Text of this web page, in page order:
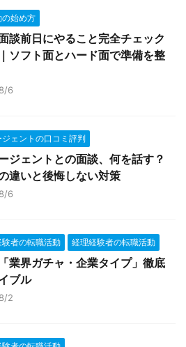
始め方
談前日にやること完全チェック
ソフト面とハード面で準備を整
6
ェントの口コミ評判
ジェントとの面談、何を話す？
違いと後悔しない対策
6
者の転職活動 経理経験者の転職活動
業界ガチャ・企業タイプ」徹底
ブル
2